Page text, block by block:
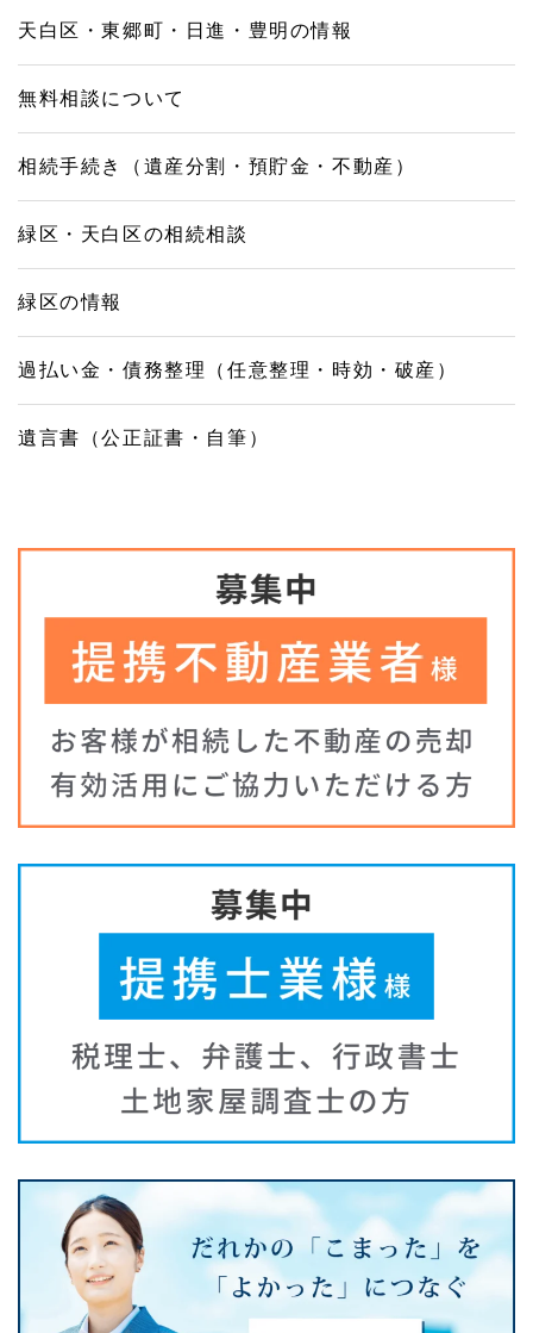
天白区・東郷町・日進・豊明の情報
無料相談について
相続手続き（遺産分割・預貯金・不動産）
緑区・天白区の相続相談
緑区の情報
過払い金・債務整理（任意整理・時効・破産）
遺言書（公正証書・自筆）